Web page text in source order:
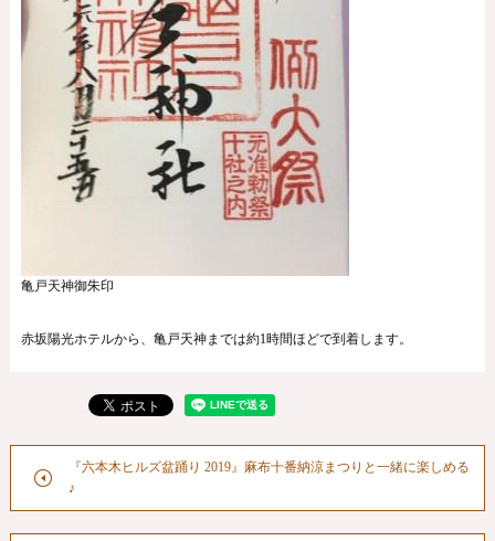
亀戸天神御朱印
赤坂陽光ホテルから、亀戸天神までは約1時間ほどで到着します。
『六本木ヒルズ盆踊り 2019』麻布十番納涼まつりと一緒に楽しめる
♪